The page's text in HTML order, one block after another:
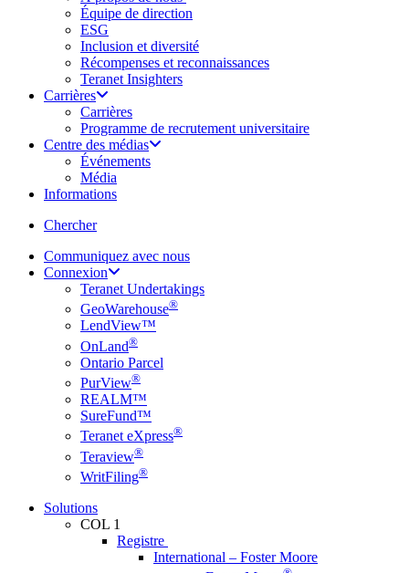
Équipe de direction
ESG
Inclusion et diversité
Récompenses et reconnaissances
Teranet Insighters
Carrières
Carrières
Programme de recrutement universitaire
Centre des médias
Événements
Média
Informations
Cherchersearch
Communiquez avec nous
Connexion
Teranet Undertakings
GeoWarehouse®
LendView™
OnLand®
Ontario Parcel
PurView®
REALM™
SureFund™
Teranet eXpress®
Teraview®
WritFiling®
Solutions
COL 1
Registre
International – Foster Moore